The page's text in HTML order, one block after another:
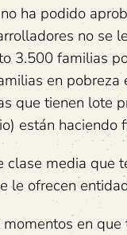
ha podido
no se
3.500 familias
en
que tienen lote
están haciendo
media que
le ofrecen
en